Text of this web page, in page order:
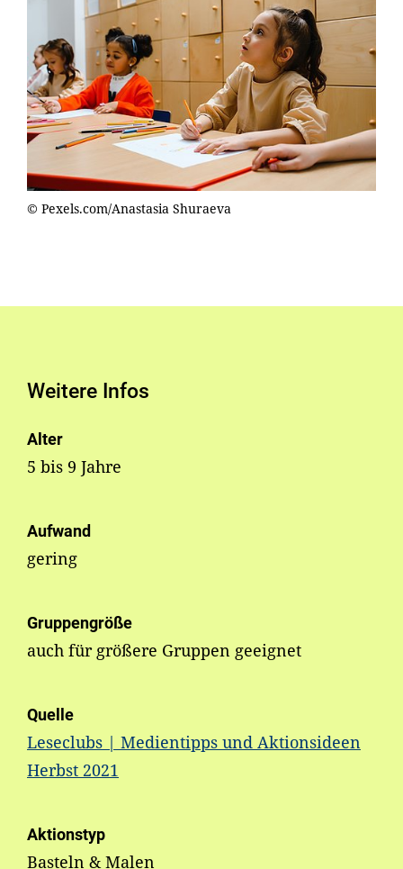
© Pexels.com/Anastasia Shuraeva
Weitere Infos
Alter
5 bis 9 Jahre
Aufwand
gering
Gruppengröße
auch für größere Gruppen geeignet
Quelle
Leseclubs | Medientipps und Aktionsideen
Herbst 2021
Aktionstyp
Basteln & Malen